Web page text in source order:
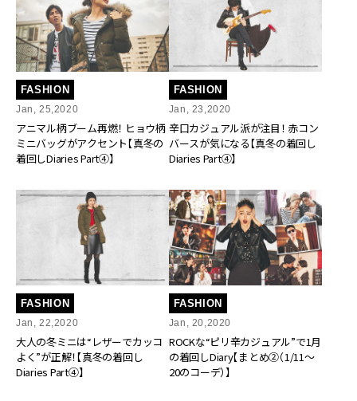
FASHION
Jan, 25,2020
アニマル柄ブーム再燃！ ヒョウ柄
ミニバッグがアクセント【真冬の
着回しDiaries Part④】
FASHION
Jan, 23,2020
辛口カジュアル派が注目！ 赤コン
バースが気になる【真冬の着回し
Diaries Part④】
FASHION
Jan, 22,2020
大人の冬ミニは“レザーでカッコ
よく”が正解！【真冬の着回し
Diaries Part④】
FASHION
Jan, 20,2020
ROCKな“ピリ辛カジュアル”で1月
の着回しDiary【まとめ②（1/11～
20のコーデ）】